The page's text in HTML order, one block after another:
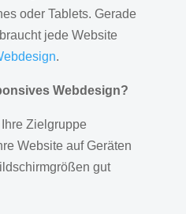
oder Tablets. Gerade
jede Website
.
Webdesign?
Zielgruppe
Website auf Geräten
gut